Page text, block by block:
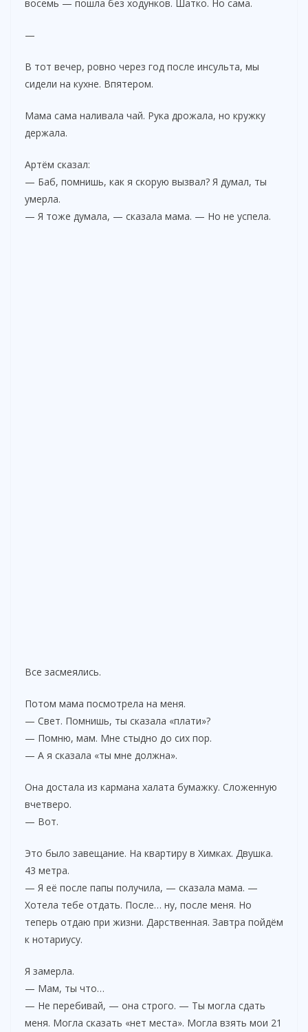
восемь — пошла без ходунков. Шатко. Но сама.
—
В тот вечер, ровно через год после инсульта, мы
сидели на кухне. Впятером.
Мама сама наливала чай. Рука дрожала, но кружку
держала.
Артём сказал:
— Баб, помнишь, как я скорую вызвал? Я думал, ты
умерла.
— Я тоже думала, — сказала мама. — Но не успела.
Все засмеялись.
Потом мама посмотрела на меня.
— Свет. Помнишь, ты сказала «плати»?
— Помню, мам. Мне стыдно до сих пор.
— А я сказала «ты мне должна».
Она достала из кармана халата бумажку. Сложенную
вчетверо.
— Вот.
Это было завещание. На квартиру в Химках. Двушка.
43 метра.
— Я её после папы получила, — сказала мама. —
Хотела тебе отдать. После… ну, после меня. Но
теперь отдаю при жизни. Дарственная. Завтра пойдём
к нотариусу.
Я замерла.
— Мам, ты что…
— Не перебивай, — она строго. — Ты могла сдать
меня. Могла сказать «нет места». Могла взять мои 21